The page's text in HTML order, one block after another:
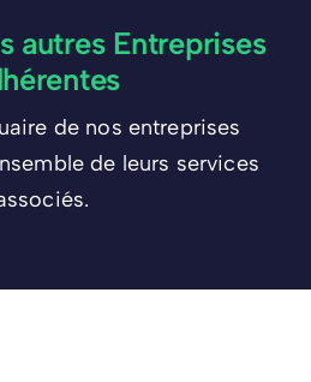
autres Entreprises
de nos entreprises
de leurs services